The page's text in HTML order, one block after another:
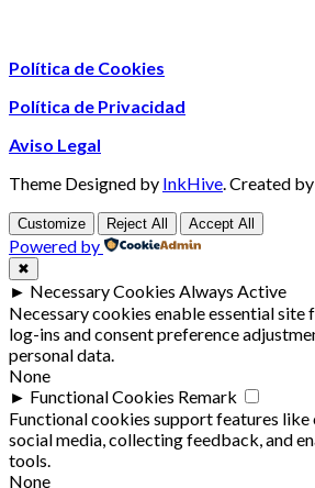
Política de Cookies
Política de Privacidad
Aviso Legal
Theme Designed by InkHive Created by
Customize Reject All Accept All
Powered by
✖
► Necessary Cookies Always Active
Necessary cookies enable essential site
log-ins and consent preference
personal data.
None
► Functional Cookies Remark
Functional cookies support features like
social media, collecting feedback, and
tools.
None